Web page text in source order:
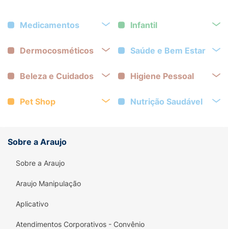
Medicamentos Infantil
Dermocosméticos Saúde e Bem Estar
Beleza e Cuidados Higiene Pessoal
Pet Shop Nutrição Saudável
Sobre a Araujo
Sobre a Araujo
Araujo Manipulação
Aplicativo
Atendimentos Corporativos - Convênio